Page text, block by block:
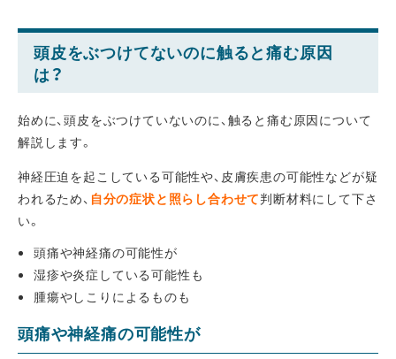
頭皮をぶつけてないのに触ると痛む原因
は？
始めに、頭皮をぶつけていないのに、触ると痛む原因について
解説します。
神経圧迫を起こしている可能性や、皮膚疾患の可能性などが疑
われるため、 自分の症状と照らし合わせて判断材料にして下さ
い。
頭痛や神経痛の可能性が
湿疹や炎症している可能性も
腫瘍やしこりによるものも
頭痛や神経痛の可能性が